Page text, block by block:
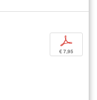
p
€ 7,95